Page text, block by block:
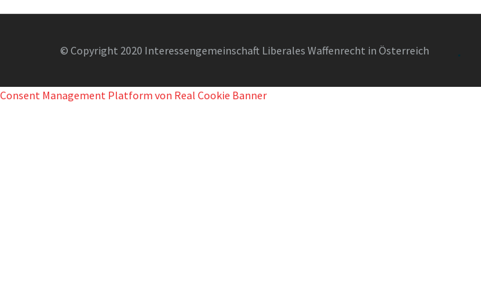
© Copyright 2020 Interessengemeinschaft Liberales Waffenrecht in Österreich
Consent Management Platform von Real Cookie Banner